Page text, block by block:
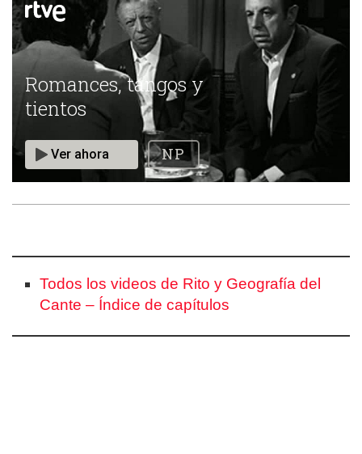
Todos los videos de Rito y Geografía del
Cante – Índice de capítulos